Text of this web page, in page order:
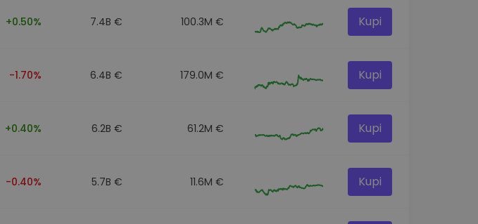
+0.50% 7.4B € 100.3M € Kupi
-1.70% 6.4B € 179.0M € Kupi
+0.40% 6.2B € 61.2M € Kupi
-0.40% 5.7B € 11.6M € Kupi